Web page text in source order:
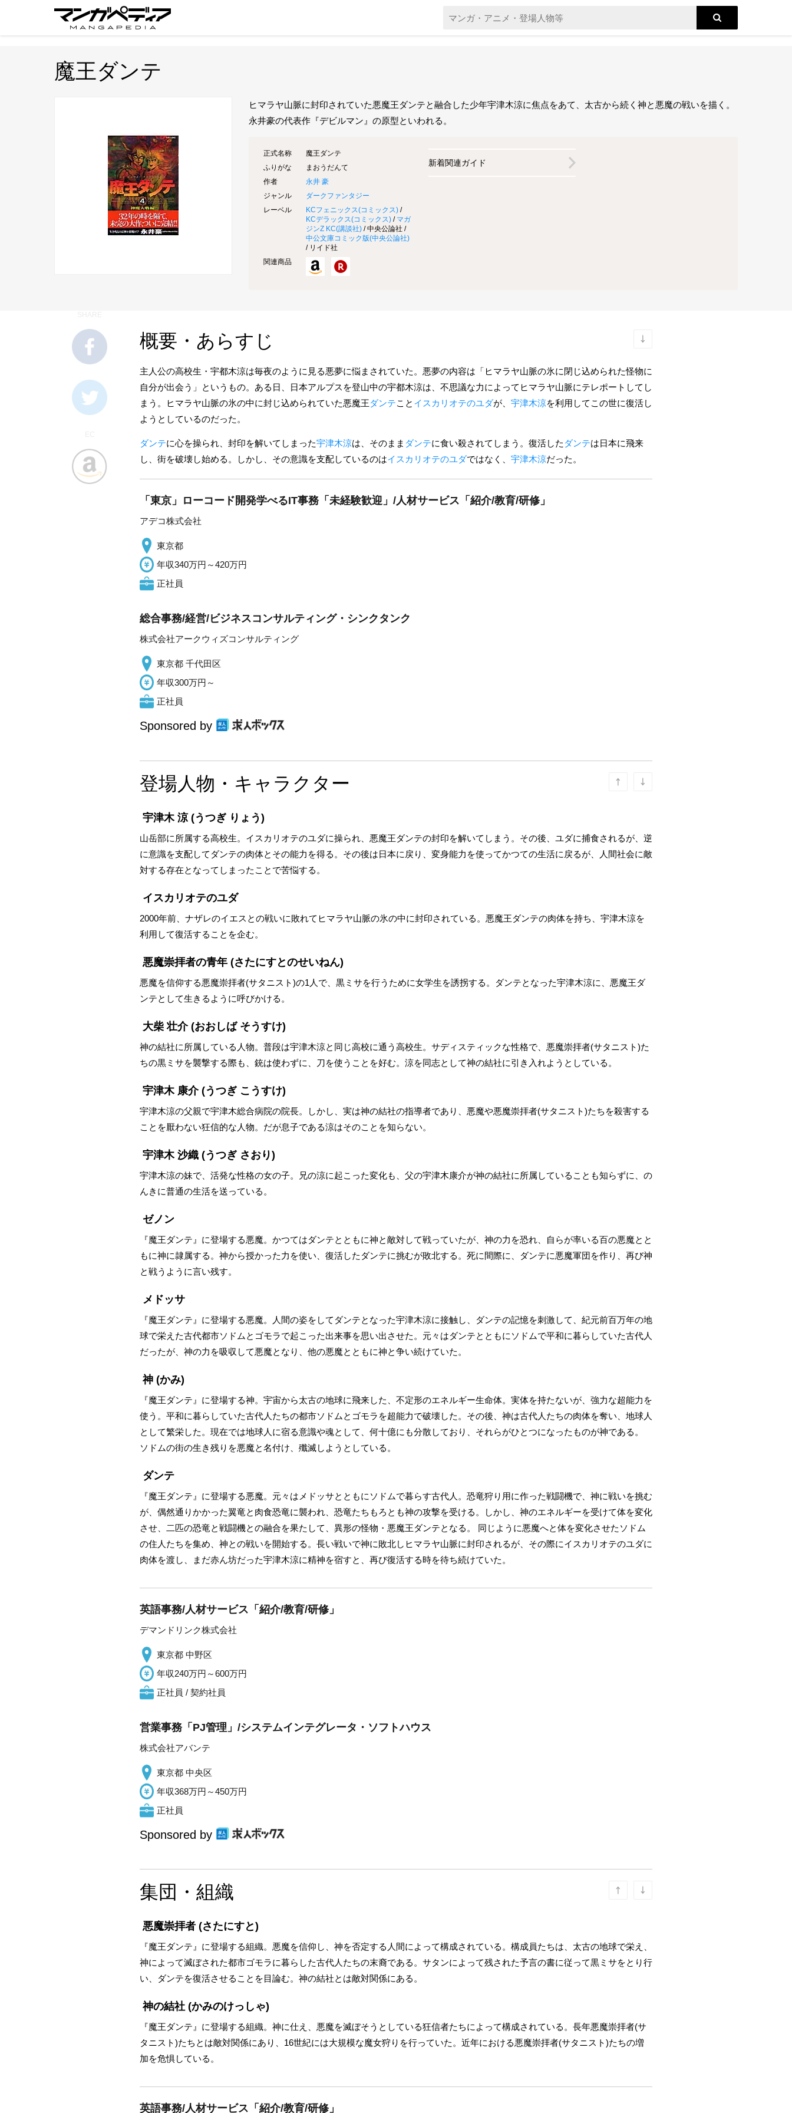
魔王ダンテ
ヒマラヤ山脈に封印されていた悪魔王ダンテと融合した少年宇津木涼に焦点をあて、太古から続く神と悪魔の戦いを描く。
永井豪の代表作『デビルマン』の原型といわれる。
正式名称
魔王ダンテ
ふりがな
まおうだんて
作者
永井 豪
ジャンル
ダークファンタジー
レーベル
KCフェニックス(コミックス) /
KCデラックス(コミックス) / マガ
ジンZ KC(講談社) / 中央公論社 /
中公文庫コミック版(中央公論社)
/ リイド社
関連商品
新着関連ガイド
概要・あらすじ
主人公の高校生・宇都木涼は毎夜のように見る悪夢に悩まされていた。悪夢の内容は「ヒマラヤ山脈の氷に閉じ込められた怪物に
自分が出会う」というもの。ある日、日本アルプスを登山中の宇都木涼は、不思議な力によってヒマラヤ山脈にテレポートしてし
まう。ヒマラヤ山脈の氷の中に封じ込められていた悪魔王ダンテこと イスカリオテのユダが、 宇津木涼を利用してこの世に復活し
ようとしているのだった。
ダンテに心を操られ、封印を解いてしまった宇津木涼は、そのまま ダンテに食い殺されてしまう。復活した ダンテは日本に飛来
し、街を破壊し始める。しかし、その意識を支配しているのはイスカリオテのユダではなく、 宇津木涼だった。
「東京」ローコード開発学べるIT事務「未経験歓迎」/人材サービス「紹介/教育/研修」
アデコ株式会社
東京都
年収340万円～420万円
正社員
総合事務/経営/ビジネスコンサルティング・シンクタンク
株式会社アークウィズコンサルティング
東京都 千代田区
年収300万円～
正社員
Sponsored by
登場人物・キャラクター
宇津木 涼(うつぎ りょう)
山岳部に所属する高校生。イスカリオテのユダに操られ、悪魔王ダンテの封印を解いてしまう。その後、ユダに捕食されるが、逆
に意識を支配してダンテの肉体とその能力を得る。その後は日本に戻り、変身能力を使ってかつての生活に戻るが、人間社会に敵
対する存在となってしまったことで苦悩する。
イスカリオテのユダ
2000年前、ナザレのイエスとの戦いに敗れてヒマラヤ山脈の氷の中に封印されている。悪魔王ダンテの肉体を持ち、宇津木涼を
利用して復活することを企む。
悪魔崇拝者の青年 (さたにすとのせいねん)
悪魔を信仰する悪魔崇拝者(サタニスト)の1人で、黒ミサを行うために女学生を誘拐する。ダンテとなった宇津木涼に、悪魔王ダ
ンテとして生きるように呼びかける。
大柴 壮介(おおしば そうすけ)
神の結社に所属している人物。普段は宇津木涼と同じ高校に通う高校生。サディスティックな性格で、悪魔崇拝者(サタニスト)た
ちの黒ミサを襲撃する際も、銃は使わずに、刀を使うことを好む。涼を同志として神の結社に引き入れようとしている。
宇津木 康介(うつぎ こうすけ)
宇津木涼の父親で宇津木総合病院の院長。しかし、実は神の結社の指導者であり、悪魔や悪魔崇拝者(サタニスト)たちを殺害する
ことを厭わない狂信的な人物。だが息子である涼はそのことを知らない。
宇津木 沙織 (うつぎ さおり)
宇津木涼の妹で、活発な性格の女の子。兄の涼に起こった変化も、父の宇津木康介が神の結社に所属していることも知らずに、の
んきに普通の生活を送っている。
ゼノン
『魔王ダンテ』に登場する悪魔。かつてはダンテとともに神と敵対して戦っていたが、神の力を恐れ、自らが率いる百の悪魔とと
もに神に隷属する。神から授かった力を使い、復活したダンテに挑むが敗北する。死に間際に、ダンテに悪魔軍団を作り、再び神
と戦うように言い残す。
メドッサ
『魔王ダンテ』に登場する悪魔。人間の姿をしてダンテとなった宇津木涼に接触し、ダンテの記憶を刺激して、紀元前百万年の地
球で栄えた古代都市ソドムとゴモラで起こった出来事を思い出させた。元々はダンテとともにソドムで平和に暮らしていた古代人
だったが、神の力を吸収して悪魔となり、他の悪魔とともに神と争い続けていた。
神 (かみ)
『魔王ダンテ』に登場する神。宇宙から太古の地球に飛来した、不定形のエネルギー生命体。実体を持たないが、強力な超能力を
使う。平和に暮らしていた古代人たちの都市ソドムとゴモラを超能力で破壊した。その後、神は古代人たちの肉体を奪い、地球人
として繁栄した。現在では地球人に宿る意識や魂として、何十億にも分散しており、それらがひとつになったものが神である。
ソドムの街の生き残りを悪魔と名付け、殲滅しようとしている。
ダンテ
『魔王ダンテ』に登場する悪魔。元々はメドッサとともにソドムで暮らす古代人。恐竜狩り用に作った戦闘機で、神に戦いを挑む
が、偶然通りかかった翼竜と肉食恐竜に襲われ、恐竜たちもろとも神の攻撃を受ける。しかし、神のエネルギーを受けて体を変化
させ、二匹の恐竜と戦闘機との融合を果たして、異形の怪物・悪魔王ダンテとなる。 同じように悪魔へと体を変化させたソドム
の住人たちを集め、神との戦いを開始する。長い戦いで神に敗北しヒマラヤ山脈に封印されるが、その際にイスカリオテのユダに
肉体を渡し、まだ赤ん坊だった宇津木涼に精神を宿すと、再び復活する時を待ち続けていた。
英語事務/人材サービス「紹介/教育/研修」
デマンドリンク株式会社
東京都 中野区
年収240万円～600万円
正社員 / 契約社員
営業事務「PJ管理」/システムインテグレータ・ソフトハウス
株式会社アバンテ
東京都 中央区
年収368万円～450万円
正社員
Sponsored by
集団・組織
悪魔崇拝者 (さたにすと)
『魔王ダンテ』に登場する組織。悪魔を信仰し、神を否定する人間によって構成されている。構成員たちは、太古の地球で栄え、
神によって滅ぼされた都市ゴモラに暮らした古代人たちの末裔である。サタンによって残された予言の書に従って黒ミサをとり行
い、ダンテを復活させることを目論む。神の結社とは敵対関係にある。
神の結社 (かみのけっしゃ)
『魔王ダンテ』に登場する組織。神に仕え、悪魔を滅ぼそうとしている狂信者たちによって構成されている。長年悪魔崇拝者(サ
タニスト)たちとは敵対関係にあり、16世紀には大規模な魔女狩りを行っていた。近年における悪魔崇拝者(サタニスト)たちの増
加を危惧している。
英語事務/人材サービス「紹介/教育/研修」